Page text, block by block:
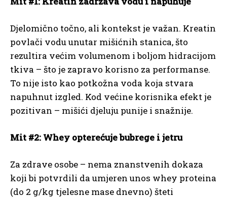
Djelomično točno, ali kontekst je važan. Kreatin
povlači vodu unutar mišićnih stanica, što
rezultira većim volumenom i boljom hidracijom
tkiva – što je zapravo korisno za performanse.
To nije isto kao potkožna voda koja stvara
napuhnut izgled. Kod većine korisnika efekt je
pozitivan – mišići djeluju punije i snažnije.
Mit #2: Whey opterećuje bubrege i jetru
Za zdrave osobe – nema znanstvenih dokaza
koji bi potvrdili da umjeren unos whey proteina
(do 2 g/kg tjelesne mase dnevno) šteti